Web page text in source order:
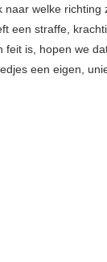
welke
een straffe,
feit is, hopen we
een eigen,